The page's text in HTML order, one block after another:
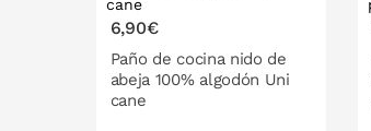
6,90€
Paño de cocina nido de
abeja 100% algodón Uni
cane